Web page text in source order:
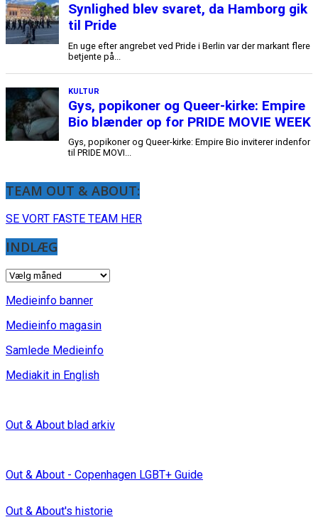
TEAM OUT & ABOUT:
SE VORT FASTE TEAM HER
INDLÆG
INDLÆG
Medieinfo banner
Medieinfo magasin
Samlede Medieinfo
Mediakit in English
Out & About blad arkiv
Out & About - Copenhagen LGBT+ Guide
Out & About's historie